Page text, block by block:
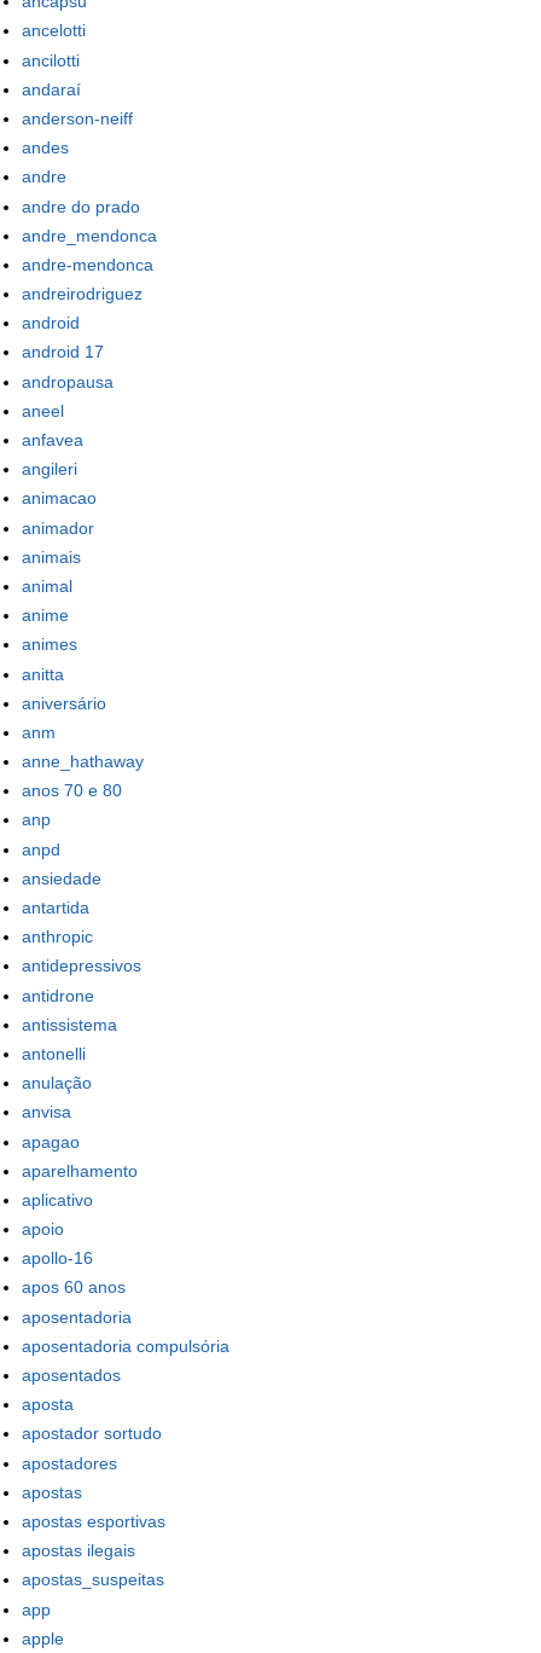
ancelotti
ancilotti
andaraí
anderson-neiff
andes
andre
andre do prado
andre_mendonca
andre-mendonca
andreirodriguez
android
android 17
andropausa
aneel
anfavea
angileri
animacao
animador
animais
animal
anime
animes
anitta
aniversário
anm
anne_hathaway
anos 70 e 80
anp
anpd
ansiedade
antartida
anthropic
antidepressivos
antidrone
antissistema
antonelli
anulação
anvisa
apagao
aparelhamento
aplicativo
apoio
apollo-16
apos 60 anos
aposentadoria
aposentadoria compulsória
aposentados
aposta
apostador sortudo
apostadores
apostas
apostas esportivas
apostas ilegais
apostas_suspeitas
app
apple